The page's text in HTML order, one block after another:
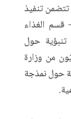
تنفيذ
قسم الغذاء
تنبؤية حول
من وزارة
حول نمذجة